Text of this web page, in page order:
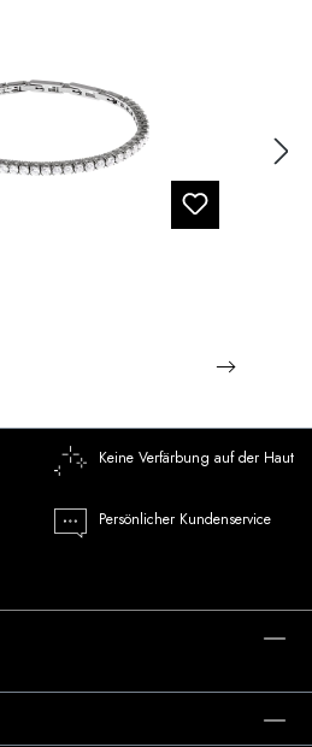
Keine Verfärbung auf der Haut
Persönlicher Kundenservice